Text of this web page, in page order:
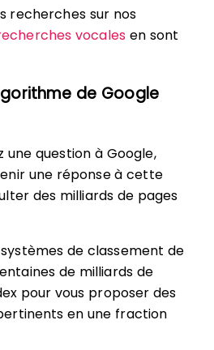
recherches sur nos
vocales en sont
de Google
une question à Google,
une réponse à cette
des milliards de pages
systèmes de classement de
de milliards de
pour vous proposer des
en une fraction